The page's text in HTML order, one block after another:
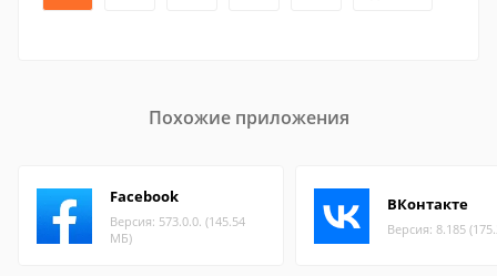
Похожие приложения
Facebook
Версия: 573.0.0. (145.54
МБ)
ВКонтакте
Версия: 8.185